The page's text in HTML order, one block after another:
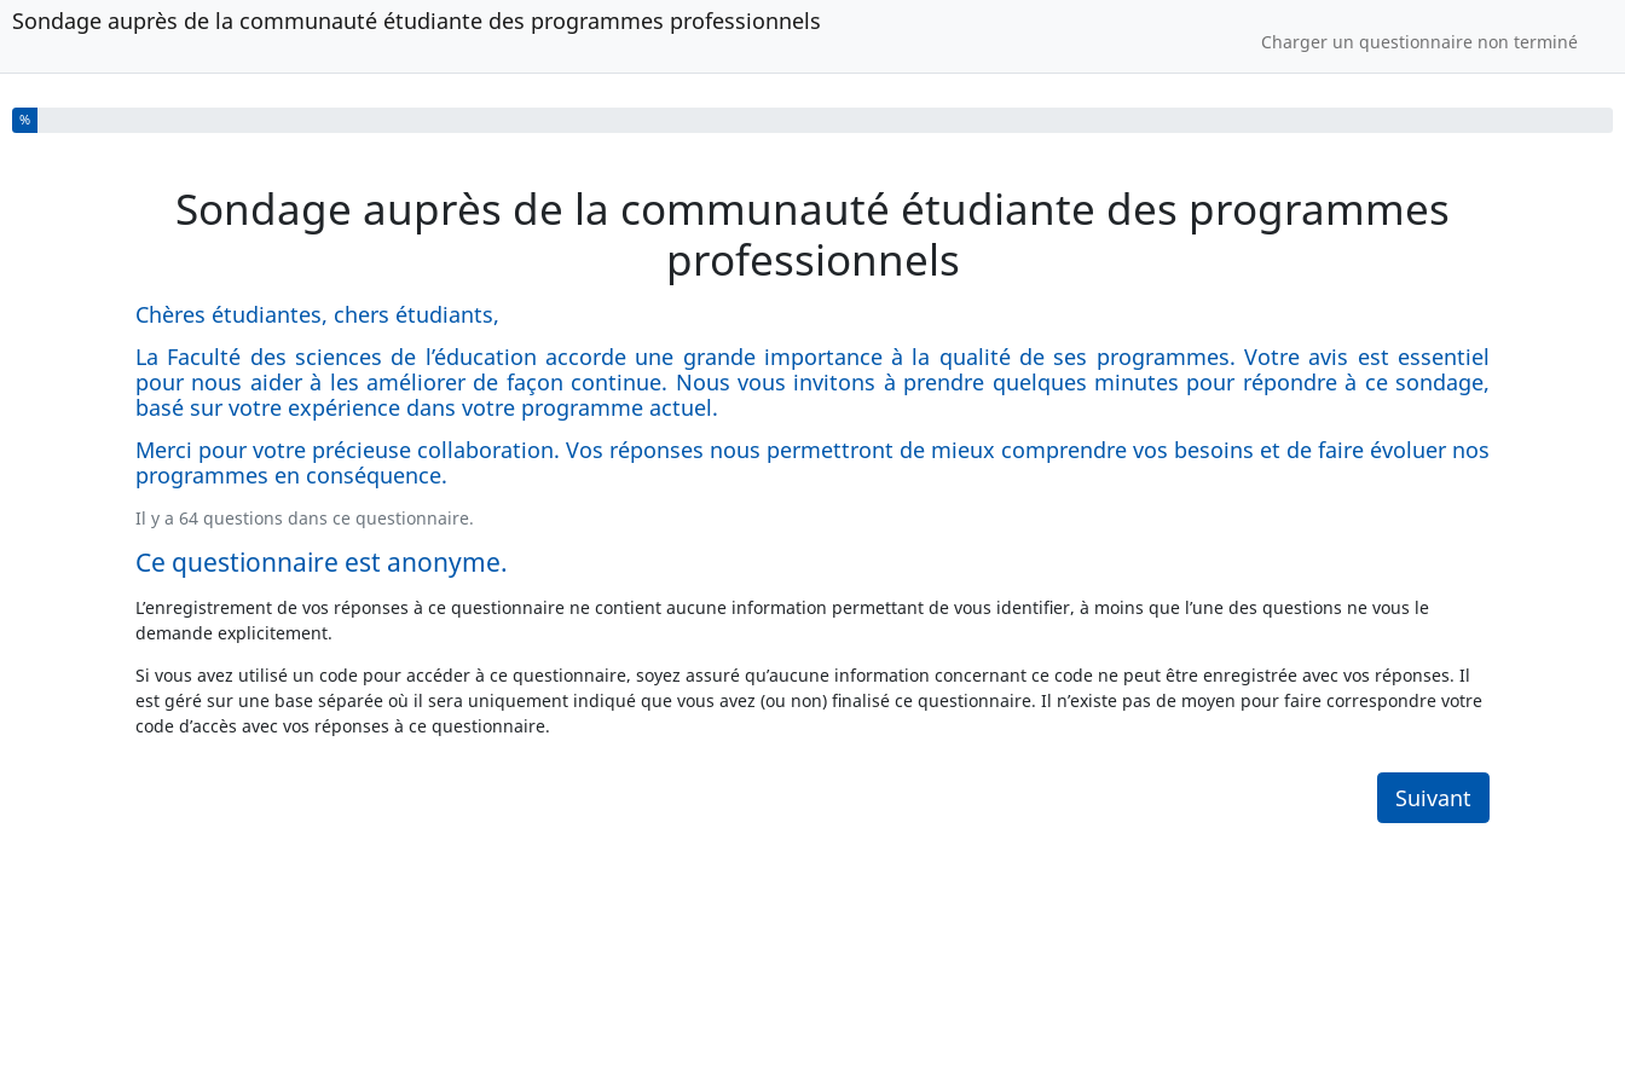
Sondage auprès de la communauté étudiante des programmes professionnels
Charger un questionnaire non terminé
Vous avez complété % de ce questionnaire.
%
Sondage auprès de la communauté étudiante des programmes
professionnels
Chères étudiantes, chers étudiants,
La Faculté des sciences de l’éducation accorde une grande importance à la qualité de ses programmes. Votre avis est essentiel
pour nous aider à les améliorer de façon continue. Nous vous invitons à prendre quelques minutes pour répondre à ce sondage,
basé sur votre expérience dans votre programme actuel.
Merci pour votre précieuse collaboration. Vos réponses nous permettront de mieux comprendre vos besoins et de faire évoluer nos
programmes en conséquence.
Il y a 64 questions dans ce questionnaire.
Ce questionnaire est anonyme.
L’enregistrement de vos réponses à ce questionnaire ne contient aucune information permettant de vous identifier, à moins que l’une des questions ne vous le
demande explicitement.
Si vous avez utilisé un code pour accéder à ce questionnaire, soyez assuré qu’aucune information concernant ce code ne peut être enregistrée avec vos réponses. Il
est géré sur une base séparée où il sera uniquement indiqué que vous avez (ou non) finalisé ce questionnaire. Il n’existe pas de moyen pour faire correspondre votre
code d’accès avec vos réponses à ce questionnaire.
Suivant